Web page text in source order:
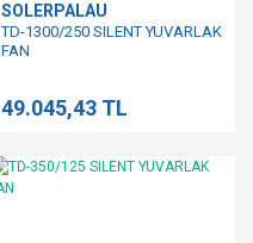
SOLERPALAU
TD-1300/250 SILENT YUVARLAK
FAN
49.045,43 TL